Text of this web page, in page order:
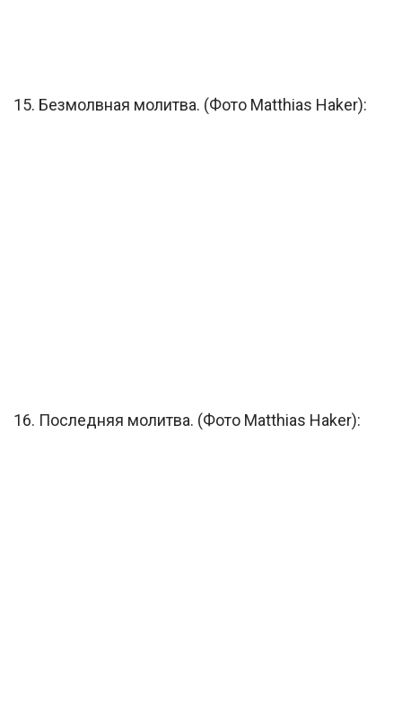
15. Безмолвная молитва. (Фото Matthias Haker):
16. Последняя молитва. (Фото Matthias Haker):